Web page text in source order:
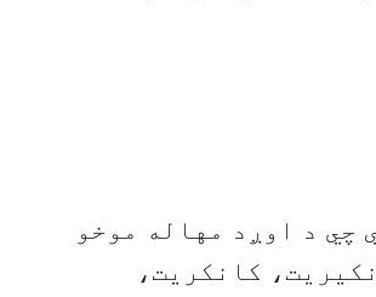
چي د اوږد مهاله موخو
کانکریت،